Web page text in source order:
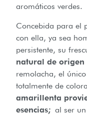
aromáticos verdes.
Concebida para el
con ella, ya sea
persistente, su
natural de origen
remolacha, el
totalmente de
amarillenta
esencias; al ser